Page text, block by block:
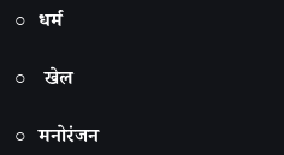
○ धर्म
○ खेल
○ मनोरंजन